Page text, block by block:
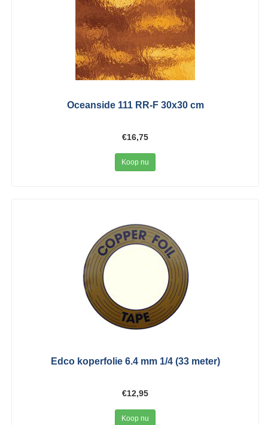
Oceanside 111 RR-F 30x30 cm
€16,75
Koop nu
Edco koperfolie 6.4 mm 1/4 (33 meter)
€12,95
Koop nu